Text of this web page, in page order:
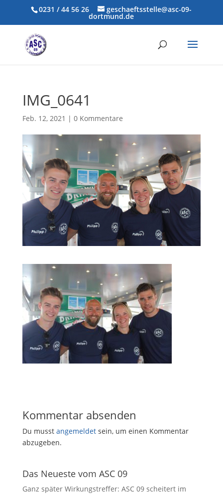
0231 / 44 56 26 geschaeftsstelle@asc-09-
dortmund.de
IMG_0641
Feb. 12, 2021 | 0 Kommentare
Kommentar absenden
Du musst angemeldetsein, um einen Kommentar
abzugeben.
Das Neueste vom ASC 09
Ganz später Wirkungstreffer: ASC 09 scheitert im